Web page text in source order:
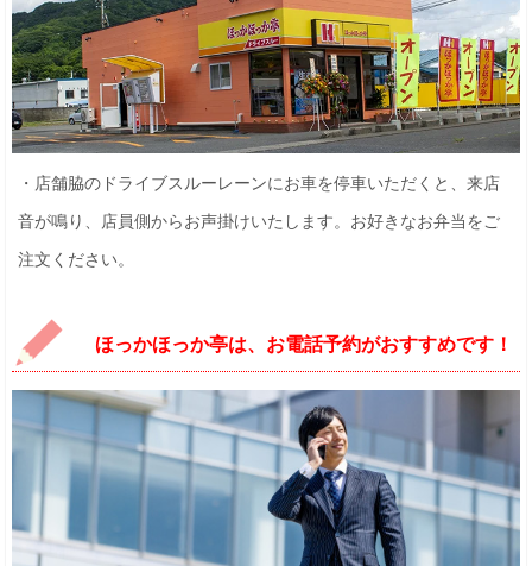
・店舗脇のドライブスルーレーンにお車を停車いただくと、来店
音が鳴り、店員側からお声掛けいたします。お好きなお弁当をご
注文ください。
ほっかほっか亭は、お電話予約がおすすめです！